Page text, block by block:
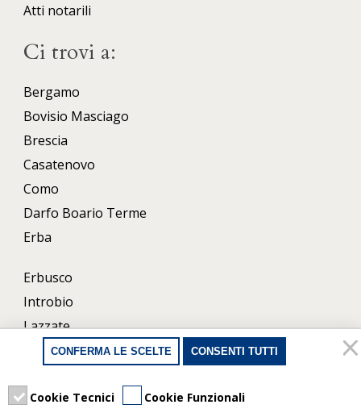
Atti notarili
Ci trovi a:
Bergamo
Bovisio Masciago
Brescia
Casatenovo
Como
Darfo Boario Terme
Erba
Erbusco
Introbio
Lazzate
Lecco
Porlezza
CONFERMA LE SCELTE CONSENTI TUTTI
Cookie Tecnici Cookie Funzionali